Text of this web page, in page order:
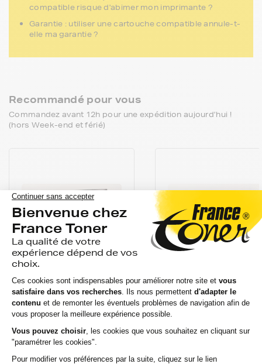
Recommandé pour vous
Commandez avant 12h pour une expédition aujourd’hui !
(hors Week-end et férié)
FRANCETONER
Toner FranceToner
équivalent à
KONICA.MINOLTA
A11G151 (TN216BK) -
FRANCETONER
Toner FranceToner
KONICA.MINOLTA
compatible risque d'abimer mon imprimante ?
Garantie : utiliser une cartouche compatible annule-t-
elle ma garantie ?